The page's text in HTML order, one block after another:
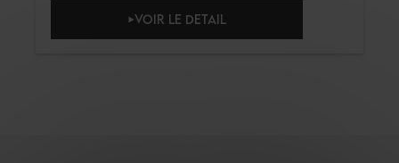
VOIR LE DETAIL